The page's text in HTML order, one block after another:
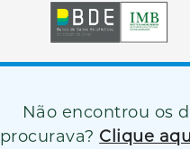
Não encontrou os
procurava? Clique